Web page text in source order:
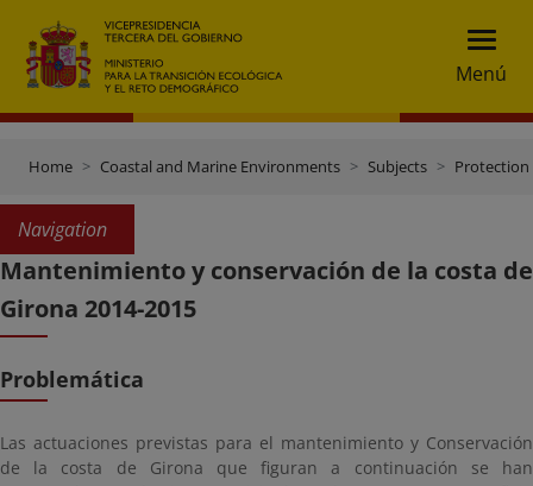
Menú
Home Coastal and Marine Environments Subjects
Navigation
Mantenimiento y conservación de la costa de
Girona 2014-2015
Problemática
Las actuaciones previstas para el mantenimiento y Conservación
de la costa de Girona que figuran a continuación se han